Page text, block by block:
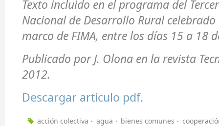
Texto incluido en el programa del
Nacional de Desarrollo Rural
marco de FIMA, entre los días 15 a 18
Publicado por J. Olona en la revista
2012.
Descargar artículo pdf.
acción colectiva agua bienes comunes